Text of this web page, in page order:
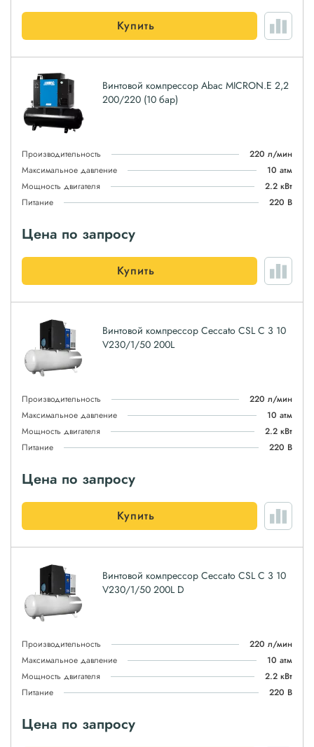
Купить
Винтовой компрессор Abac MICRON.E 2,2
200/220 (10 бар)
Производительность
220 л/мин
Максимальное давление
10 атм
Мощность двигателя
2.2 кВт
Питание
220 В
Цена по запросу
Купить
Винтовой компрессор Ceccato CSL C 3 10
V230/1/50 200L
Производительность
220 л/мин
Максимальное давление
10 атм
Мощность двигателя
2.2 кВт
Питание
220 В
Цена по запросу
Купить
Винтовой компрессор Ceccato CSL C 3 10
V230/1/50 200L D
Производительность
220 л/мин
Максимальное давление
10 атм
Мощность двигателя
2.2 кВт
Питание
220 В
Цена по запросу